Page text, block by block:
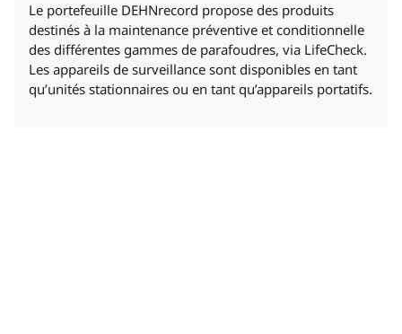
Le portefeuille DEHNrecord propose des produits
destinés à la maintenance préventive et conditionnelle
des différentes gammes de parafoudres, via LifeCheck.
Les appareils de surveillance sont disponibles en tant
qu’unités stationnaires ou en tant qu’appareils portatifs.